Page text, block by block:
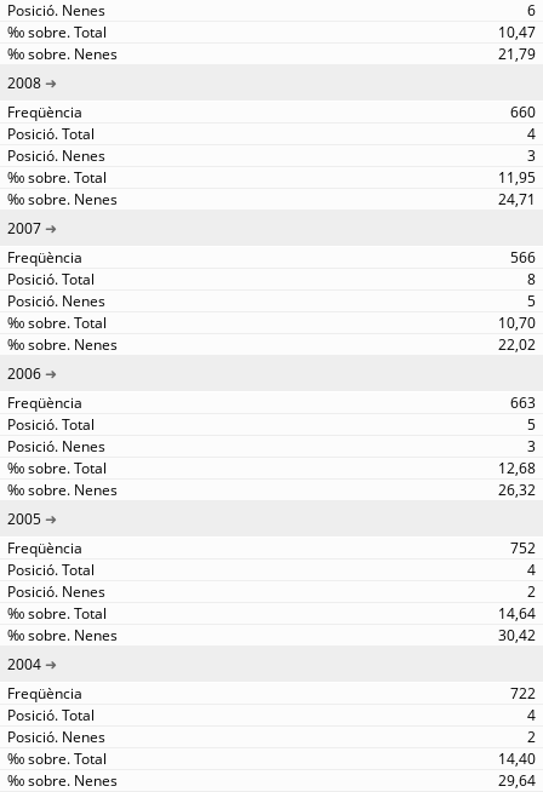
6
10,47
21,79
2008
660
4
3
11,95
24,71
2007
566
8
5
10,70
22,02
2006
663
5
3
12,68
26,32
2005
752
4
2
14,64
30,42
2004
722
4
2
14,40
29,64